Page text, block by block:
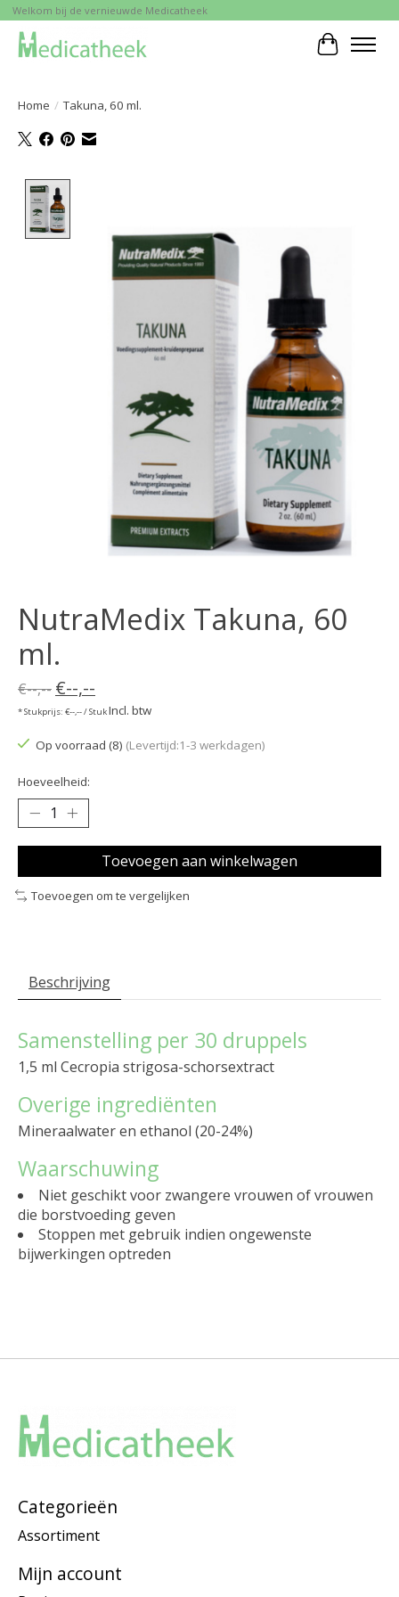
Welkom bij de vernieuwde Medicatheek
Home / Takuna, 60 ml.
NutraMedix Takuna, 60
ml.
€--,-- €--,--
* Stukprijs: €--,-- / StukIncl. btw
Op voorraad (8) (Levertijd:1-3 werkdagen)
Hoeveelheid:
Toevoegen aan winkelwagen
Toevoegen om te vergelijken
Beschrijving
Samenstelling per 30 druppels
1,5 ml Cecropia strigosa-schorsextract
Overige ingrediënten
Mineraalwater en ethanol (20-24%)
Waarschuwing
Niet geschikt voor zwangere vrouwen of vrouwen
die borstvoeding geven
Stoppen met gebruik indien ongewenste
bijwerkingen optreden
Categorieën
Assortiment
Mijn account